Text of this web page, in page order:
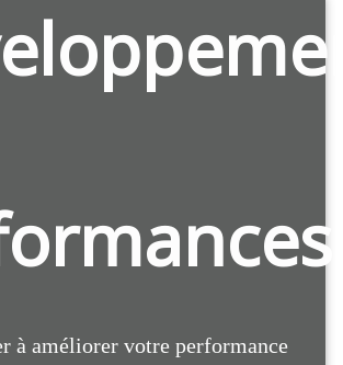
à améliorer votre performance